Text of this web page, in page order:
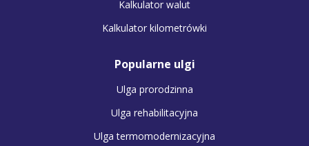
Kalkulator walut
Kalkulator kilometrówki
Popularne ulgi
Ulga prorodzinna
Ulga rehabilitacyjna
Ulga termomodernizacyjna